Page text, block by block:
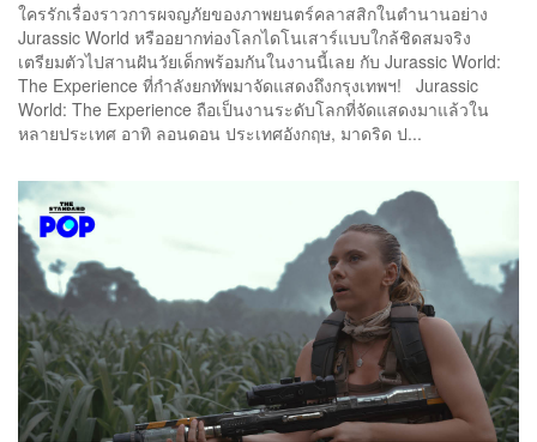
ใครรักเรื่องราวการผจญภัยของภาพยนตร์คลาสสิกในตำนานอย่าง
Jurassic World หรืออยากท่องโลกไดโนเสาร์แบบใกล้ชิดสมจริง
เตรียมตัวไปสานฝันวัยเด็กพร้อมกันในงานนี้เลย กับ Jurassic World:
The Experience ที่กำลังยกทัพมาจัดแสดงถึงกรุงเทพฯ! Jurassic
World: The Experience ถือเป็นงานระดับโลกที่จัดแสดงมาแล้วใน
หลายประเทศ อาทิ ลอนดอน ประเทศอังกฤษ, มาดริด ป...